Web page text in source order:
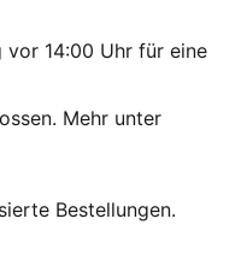
recycelter
14:00 Uhr für eine
Mehr unter
Bestellungen.